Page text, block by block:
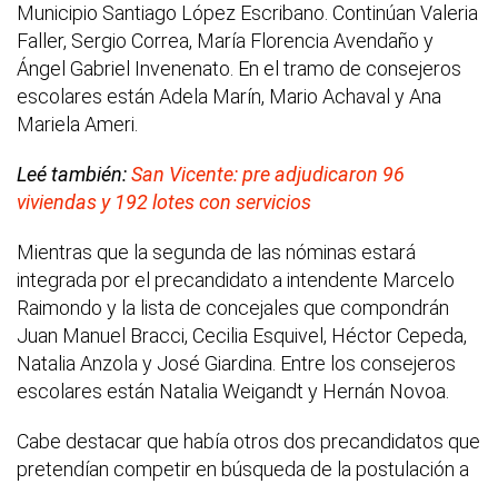
Municipio Santiago López Escribano. Continúan Valeria
Faller, Sergio Correa, María Florencia Avendaño y
Ángel Gabriel Invenenato. En el tramo de consejeros
escolares están Adela Marín, Mario Achaval y Ana
Mariela Ameri.
Leé también:San Vicente: pre adjudicaron 96
viviendas y 192 lotes con servicios
Mientras que la segunda de las nóminas estará
integrada por el precandidato a intendente Marcelo
Raimondo y la lista de concejales que compondrán
Juan Manuel Bracci, Cecilia Esquivel, Héctor Cepeda,
Natalia Anzola y José Giardina. Entre los consejeros
escolares están Natalia Weigandt y Hernán Novoa.
Cabe destacar que había otros dos precandidatos que
pretendían competir en búsqueda de la postulación a